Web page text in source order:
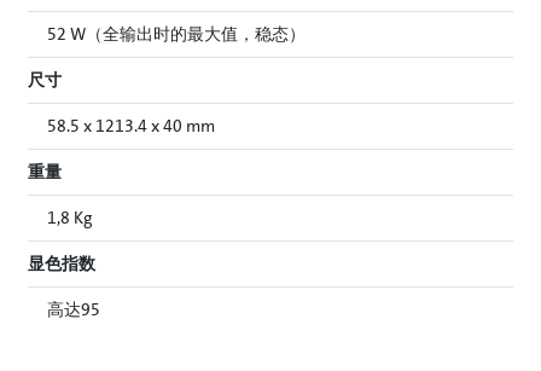
52 W（全输出时的最大值，稳态）
尺寸
58.5 x 1213.4 x 40 mm
重量
1,8 Kg
显色指数
高达95